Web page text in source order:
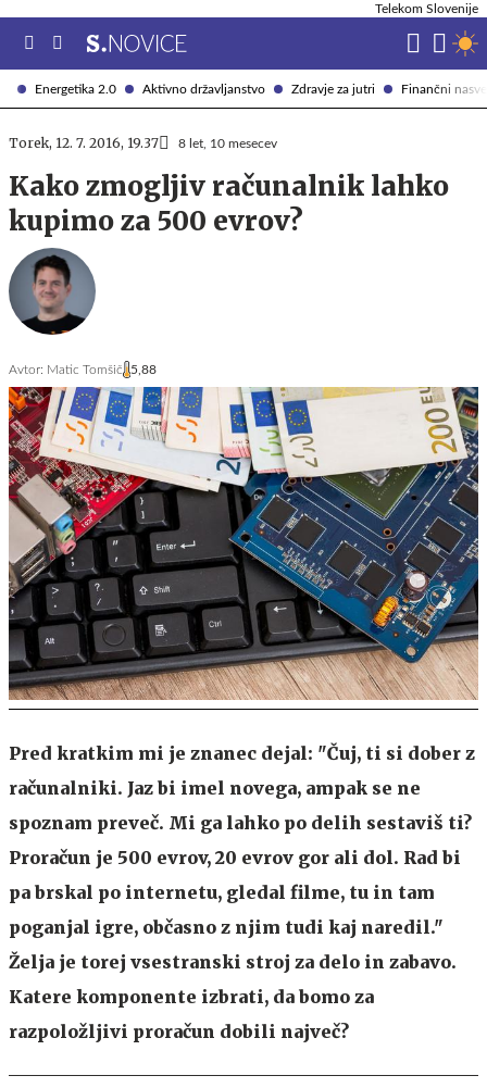
Energetika 2.0 Aktivno državljanstvo Zdravje za jutri Finančni
Telekom Slovenije
Torek, 12. 7. 2016, 19.37 8 let, 10 mesecev
Kako zmogljiv računalnik lahko
kupimo za 500 evrov?
Avtor: Matic Tomšič 5,88
Pred kratkim mi je znanec dejal: "Čuj, ti si dober z
računalniki. Jaz bi imel novega, ampak se ne
spoznam preveč. Mi ga lahko po delih sestaviš ti?
Proračun je 500 evrov, 20 evrov gor ali dol. Rad bi
pa brskal po internetu, gledal filme, tu in tam
poganjal igre, občasno z njim tudi kaj naredil."
Želja je torej vsestranski stroj za delo in zabavo.
Katere komponente izbrati, da bomo za
razpoložljivi proračun dobili največ?